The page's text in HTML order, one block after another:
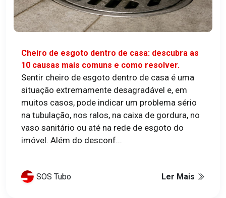
Cheiro de esgoto dentro de casa: descubra as
10 causas mais comuns e como resolver.
Sentir cheiro de esgoto dentro de casa é uma
situação extremamente desagradável e, em
muitos casos, pode indicar um problema sério
na tubulação, nos ralos, na caixa de gordura, no
vaso sanitário ou até na rede de esgoto do
imóvel. Além do desconf...
SOS Tubo Ler Mais